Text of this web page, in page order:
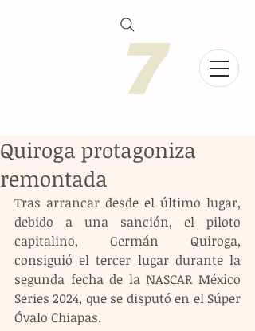
Quiroga protagoniza
remontada
Tras arrancar desde el último lugar,
debido a una sanción, el piloto
capitalino, Germán Quiroga,
consiguió el tercer lugar durante la
segunda fecha de la NASCAR México
Series 2024, que se disputó en el Súper
Óvalo Chiapas.